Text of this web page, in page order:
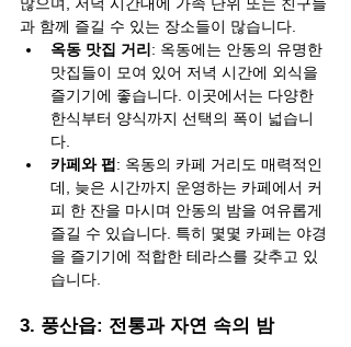
과 함께 즐길 수 있는 장소들이 많습니다.
옥동 맛집 거리: 옥동에는 안동의 유명한
맛집들이 모여 있어 저녁 시간에 외식을
즐기기에 좋습니다. 이곳에서는 다양한
한식부터 양식까지 선택의 폭이 넓습니
다.
카페와 펍: 옥동의 카페 거리도 매력적인
데, 늦은 시간까지 운영하는 카페에서 커
피 한 잔을 마시며 안동의 밤을 여유롭게
즐길 수 있습니다. 특히 몇몇 카페는 야경
을 즐기기에 적합한 테라스를 갖추고 있
습니다.
3. 풍산읍: 전통과 자연 속의 밤